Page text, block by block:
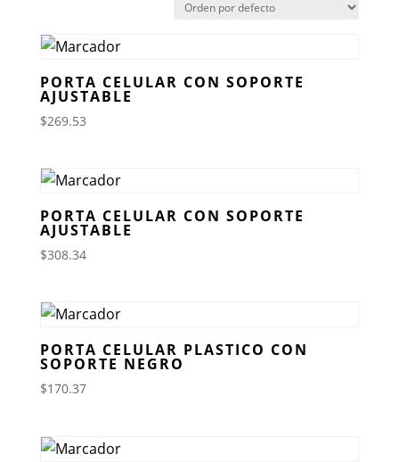
PORTA CELULAR CON SOPORTE
AJUSTABLE
$269.53
PORTA CELULAR CON SOPORTE
AJUSTABLE
$308.34
PORTA CELULAR PLASTICO CON
SOPORTE NEGRO
$170.37